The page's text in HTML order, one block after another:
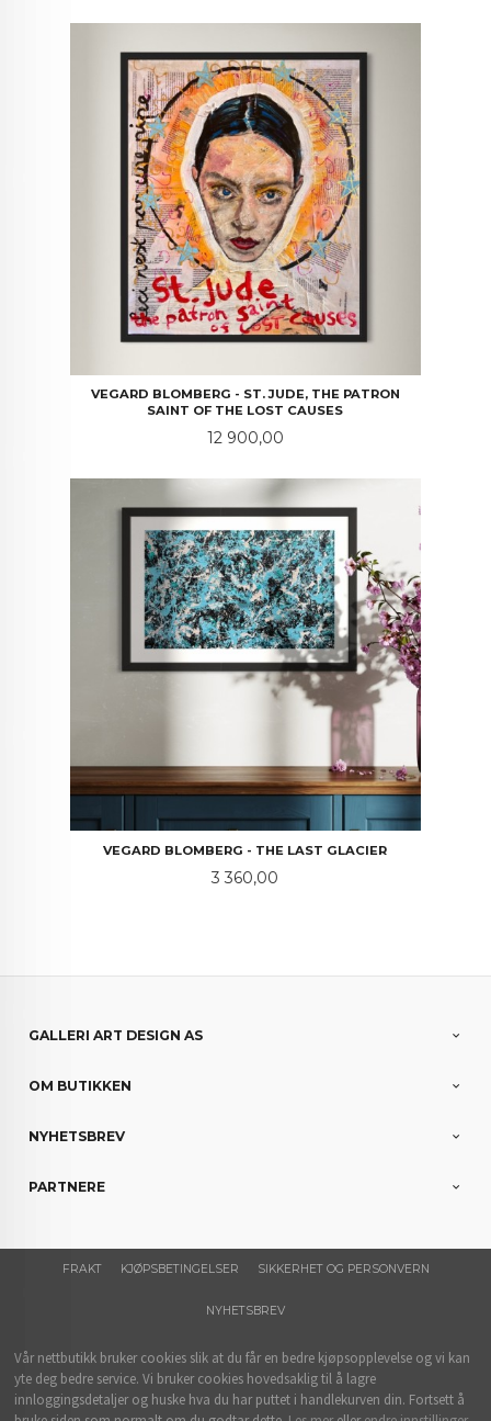
VEGARD BLOMBERG - ST. JUDE, THE PATRON
SAINT OF THE LOST CAUSES
Pris
12 900,00
VEGARD BLOMBERG - THE LAST GLACIER
Pris
3 360,00
GALLERI ART DESIGN AS
OM BUTIKKEN
NYHETSBREV
PARTNERE
FRAKT KJØPSBETINGELSER SIKKERHET OG PERSONVERN
NYHETSBREV
Vår nettbutikk bruker cookies slik at du får en bedre kjøpsopplevelse og vi kan
yte deg bedre service. Vi bruker cookies hovedsaklig til å lagre
innloggingsdetaljer og huske hva du har puttet i handlekurven din. Fortsett å